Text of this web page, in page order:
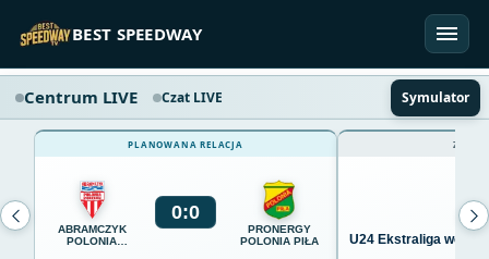
BEST SPEEDWAY
Centrum LIVE Czat LIVE Symulator
PLANOWANA RELACJA
ABRAMCZYK
POLONIA
0:0
PRONERGY
POLONIA PIŁA
U24 Ekstraliga we